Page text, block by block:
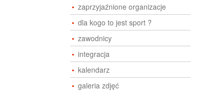
zaprzyjaźnione organizacje
dla kogo to jest sport ?
zawodnicy
integracja
kalendarz
galeria zdjęć